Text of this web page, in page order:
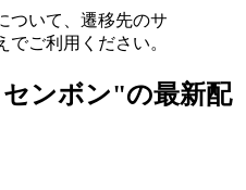
ついて、遷移先のサ
ご利用ください。
センボン"の最新配